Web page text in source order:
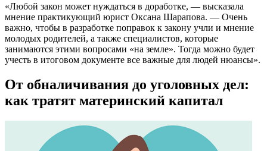
«Любой закон может нуждаться в доработке, — высказала
мнение практикующий юрист Оксана Шарапова. — Очень
важно, чтобы в разработке поправок к закону учли и мнение
молодых родителей, а также специалистов, которые
занимаются этими вопросами «на земле». Тогда можно будет
учесть в итоговом документе все важные для людей нюансы».
От обналичивания до уголовных дел:
как тратят материнский капитал